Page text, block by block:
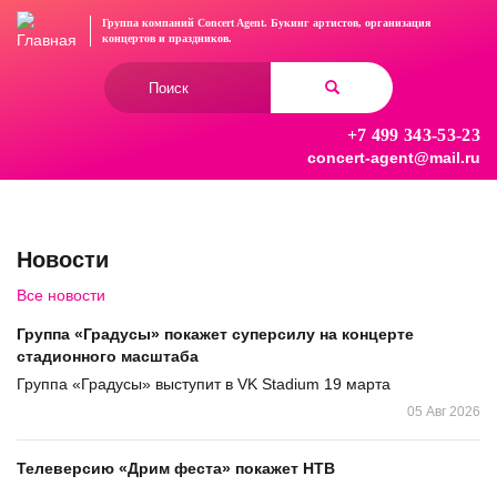
Перейти
Группа компаний Concert Agent. Букинг артистов, организация
концертови праздников.
+7 499 343-53-23
concert-agent@mail.ru
Новости
Все новости
Группа «Градусы» покажет суперсилу на концерте
стадионного масштаба
Группа «Градусы» выступит в VK Stadium 19 марта
05 Авг 2026
Телеверсию «Дрим феста» покажет НТВ